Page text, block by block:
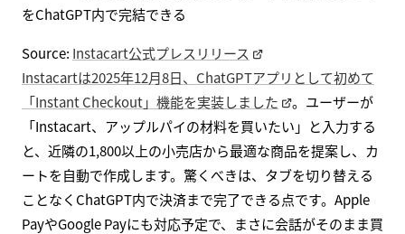
をChatGPT内で完結できる
Source: Instacart公式プレスリリース
Instacartは2025年12月8日、ChatGPTアプリとして初めて
「Instant Checkout」機能を実装しました
。ユーザーが
「Instacart、アップルパイの材料を買いたい」と入力する
と、近隣の1,800以上の小売店から最適な商品を提案し、カ
ートを自動で作成します。驚くべきは、タブを切り替える
ことなくChatGPT内で決済まで完了できる点です。Apple
PayやGoogle Payにも対応予定で、まさに会話がそのまま買